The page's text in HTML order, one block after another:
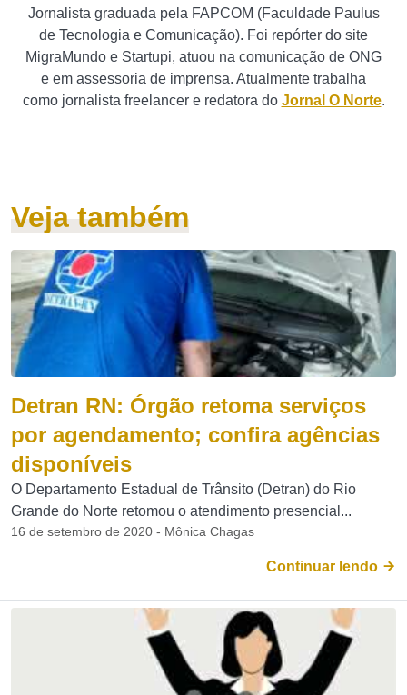
Jornalista graduada pela FAPCOM (Faculdade Paulus
de Tecnologia e Comunicação). Foi repórter do site
MigraMundo e Startupi, atuou na comunicação de ONG
e em assessoria de imprensa. Atualmente trabalha
como jornalista freelancer e redatora do Jornal O Norte.
Veja também
Detran RN: Órgão retoma serviços
por agendamento; confira agências
disponíveis
O Departamento Estadual de Trânsito (Detran) do Rio
Grande do Norte retomou o atendimento presencial...
16 de setembro de 2020 - Mônica Chagas
Continuar lendo